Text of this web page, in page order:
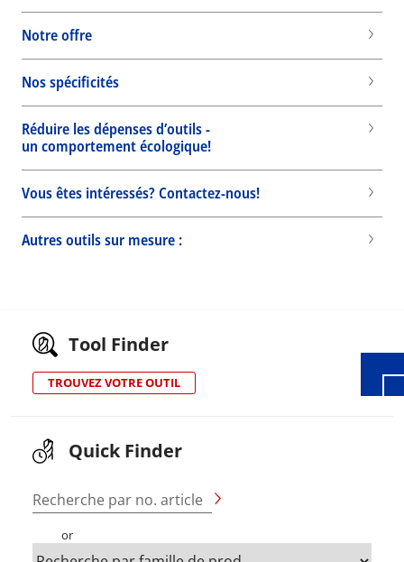
Notre offre
Nos spécificités
Réduire les dépenses d’outils -
un comportement écologique!
Vous êtes intéressés? Contactez-nous!
Autres outils sur mesure :
Tool Finder
TROUVEZ VOTRE OUTIL
Quick Finder
Recherche par no. article
or